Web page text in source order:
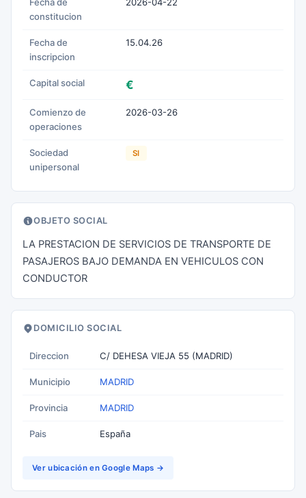
constitucion
Fecha de
inscripcion
15.04.26
Capital social €
Comienzo de
operaciones
2026-03-26
Sociedad
unipersonal
SI
OBJETO SOCIAL
LA PRESTACION DE SERVICIOS DE TRANSPORTE DE
PASAJEROS BAJO DEMANDA EN VEHICULOS CON
CONDUCTOR
DOMICILIO SOCIAL
Direccion C/ DEHESA VIEJA 55 (MADRID)
Municipio MADRID
Provincia MADRID
Pais España
Ver ubicación en Google Maps →